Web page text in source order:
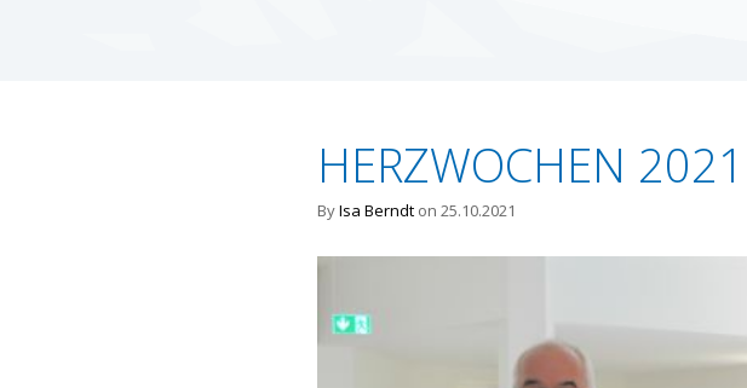
HERZWOCHEN 2021
ByIsa Berndt on 25.10.2021